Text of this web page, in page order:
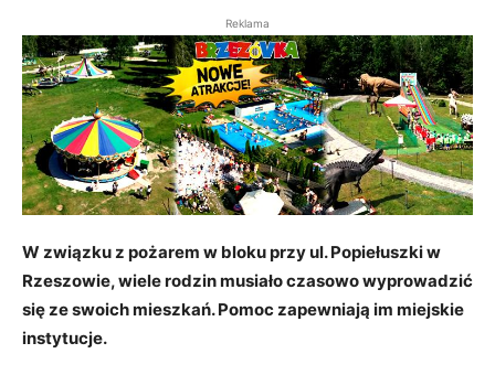
Reklama
W związku z pożarem w bloku przy ul. Popiełuszki w
Rzeszowie, wiele rodzin musiało czasowo wyprowadzić
się ze swoich mieszkań. Pomoc zapewniają im miejskie
instytucje.